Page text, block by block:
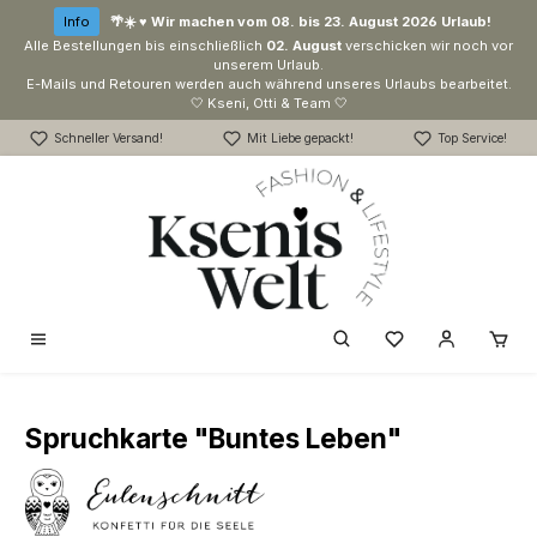
Zum Hauptinhalt springen
Info
🌴☀️ ♥ Wir machen vom 08. bis 23. August 2026 Urlaub!
Alle Bestellungen bis einschließlich 02. August verschicken wir noch vor
unserem Urlaub.
E-Mails und Retouren werden auch während unseres Urlaubs bearbeitet.
🤍 Kseni, Otti & Team 🤍
Schneller Versand! Mit Liebe gepackt! Top Service!
Du hast 0
Spruchkarte "Buntes Leben"